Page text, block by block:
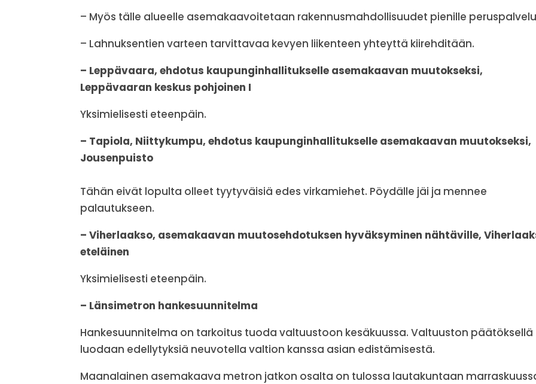
– Myös tälle alueelle asemakaavoitetaan rakennusmahdollisuudet pienille
– Lahnuksentien varteen tarvittavaa kevyen liikenteen yhteyttä kiirehditään.
– Leppävaara, ehdotus kaupunginhallitukselle asemakaavan muutokseksi,
Leppävaaran keskus pohjoinen I
Yksimielisesti eteenpäin.
– Tapiola, Niittykumpu, ehdotus kaupunginhallitukselle asemakaavan muutokseksi,
Jousenpuisto
Tähän eivät lopulta olleet tyytyväisiä edes virkamiehet. Pöydälle jäi ja mennee
palautukseen.
– Viherlaakso, asemakaavan muutosehdotuksen hyväksyminen nähtäville,
eteläinen
Yksimielisesti eteenpäin.
– Länsimetron hankesuunnitelma
Hankesuunnitelma on tarkoitus tuoda valtuustoon kesäkuussa. Valtuuston päätöksellä
luodaan edellytyksiä neuvotella valtion kanssa asian edistämisestä.
Maanalainen asemakaava metron jatkon osalta on tulossa lautakuntaan